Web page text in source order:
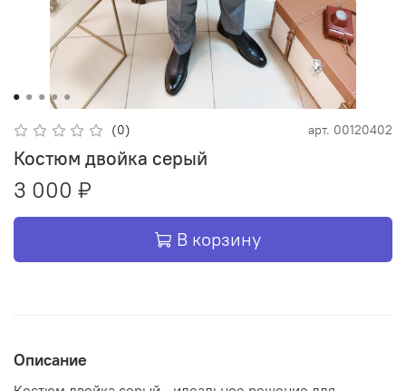
(0) арт. 00120402
Костюм двойка серый
3 000 ₽
В корзину
Описание